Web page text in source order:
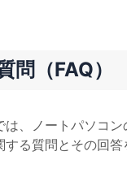
問（FAQ）
は、ノートパソコ
る質問とその回答